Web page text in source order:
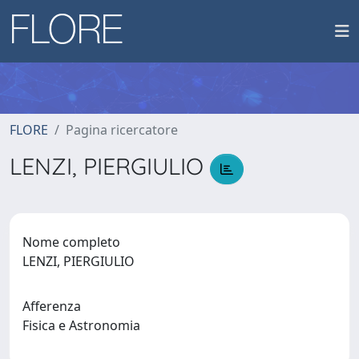
FLORE Pagina ricercatore
LENZI, PIERGIULIO
Nome completo
LENZI, PIERGIULIO
Afferenza
Fisica e Astronomia